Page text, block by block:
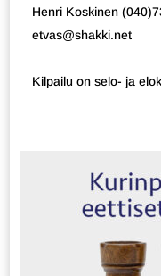
Henri Koskinen
etvas@shakki.net
Kilpailu on selo- ja